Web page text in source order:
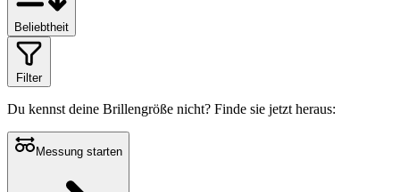
Beliebtheit
Filter
Du kennst deine Brillengröße nicht? Finde sie jetzt heraus:
Messung starten